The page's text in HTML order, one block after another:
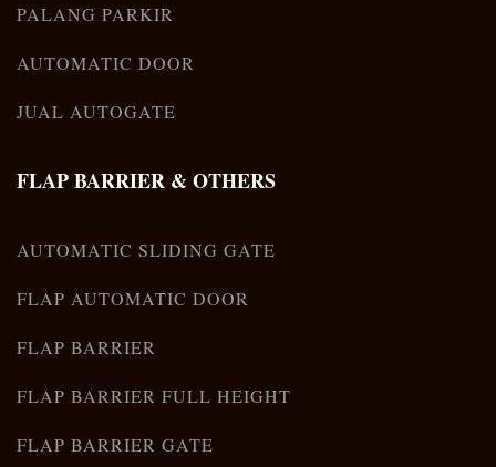
PALANG PARKIR
AUTOMATIC DOOR
JUAL AUTOGATE
FLAP BARRIER & OTHERS
AUTOMATIC SLIDING GATE
FLAP AUTOMATIC DOOR
FLAP BARRIER
FLAP BARRIER FULL HEIGHT
FLAP BARRIER GATE